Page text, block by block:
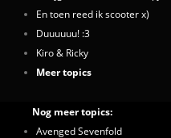
En toen reed ik scooter x)
Duuuuuu! :3
Kiro & Ricky
Meer topics
Nog meer topics:
Avenged Sevenfold